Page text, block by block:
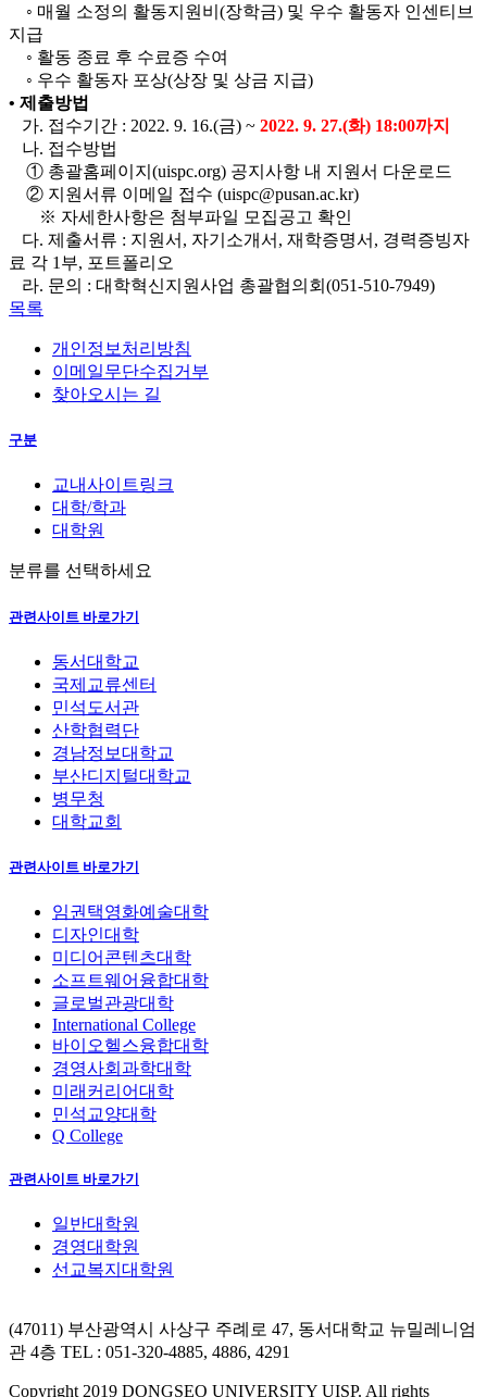
◦ 매월 소정의 활동지원비(장학금) 및 우수 활동자 인센티브
지급
◦ 활동 종료 후 수료증 수여
◦ 우수 활동자 포상(상장 및 상금 지급)
• 제출방법
가. 접수기간 : 2022. 9. 16.(금) ~ 2022. 9. 27.(화) 18:00까지
나. 접수방법
① 총괄홈페이지(uispc.org) 공지사항 내 지원서 다운로드
② 지원서류 이메일 접수 (uispc@pusan.ac.kr)
※ 자세한사항은 첨부파일 모집공고 확인
다. 제출서류 : 지원서, 자기소개서, 재학증명서, 경력증빙자
료 각 1부, 포트폴리오
라. 문의 : 대학혁신지원사업 총괄협의회(051-510-7949)
목록
개인정보처리방침
이메일무단수집거부
찾아오시는 길
구분
교내사이트링크
대학/학과
대학원
분류를 선택하세요
관련사이트 바로가기
동서대학교
국제교류센터
민석도서관
산학협력단
경남정보대학교
부산디지털대학교
병무청
대학교회
관련사이트 바로가기
임권택영화예술대학
디자인대학
미디어콘텐츠대학
소프트웨어융합대학
글로벌관광대학
International College
바이오헬스융합대학
경영사회과학대학
미래커리어대학
민석교양대학
Q College
관련사이트 바로가기
일반대학원
경영대학원
선교복지대학원
(47011) 부산광역시 사상구 주례로 47, 동서대학교 뉴밀레니엄
관 4층 TEL : 051-320-4885, 4886, 4291
Copyright 2019 DONGSEO UNIVERSITY UISP. All rights